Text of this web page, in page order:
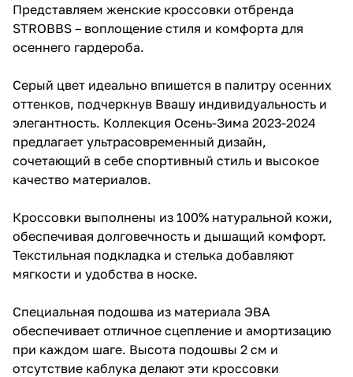
Представляем женские кроссовки отбренда
STROBBS – воплощение стиля и комфорта для
осеннего гардероба.
Серый цвет идеально впишется в палитру осенних
оттенков, подчеркнув Ввашу индивидуальность и
элегантность. Коллекция Осень-Зима 2023-2024
предлагает ультрасовременный дизайн,
сочетающий в себе спортивный стиль и высокое
качество материалов.
Кроссовки выполнены из 100% натуральной кожи,
обеспечивая долговечность и дышащий комфорт.
Текстильная подкладка и стелька добавляют
мягкости и удобства в носке.
Специальная подошва из материала ЭВА
обеспечивает отличное сцепление и амортизацию
при каждом шаге. Высота подошвы 2 см и
отсутствие каблука делают эти кроссовки